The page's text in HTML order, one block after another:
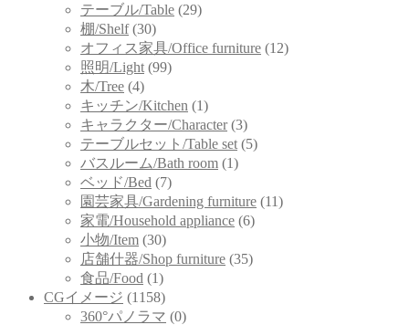
テーブル/Table (29)
棚/Shelf (30)
オフィス家具/Office furniture (12)
照明/Light (99)
木/Tree (4)
キッチン/Kitchen (1)
キャラクター/Character (3)
テーブルセット/Table set (5)
バスルーム/Bath room (1)
ベッド/Bed (7)
園芸家具/Gardening furniture (11)
家電/Household appliance (6)
小物/Item (30)
店舗什器/Shop furniture (35)
食品/Food (1)
CGイメージ (1158)
360°パノラマ (0)